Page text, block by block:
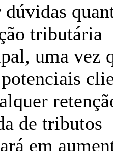
tributária
uma vez
de tributos
em